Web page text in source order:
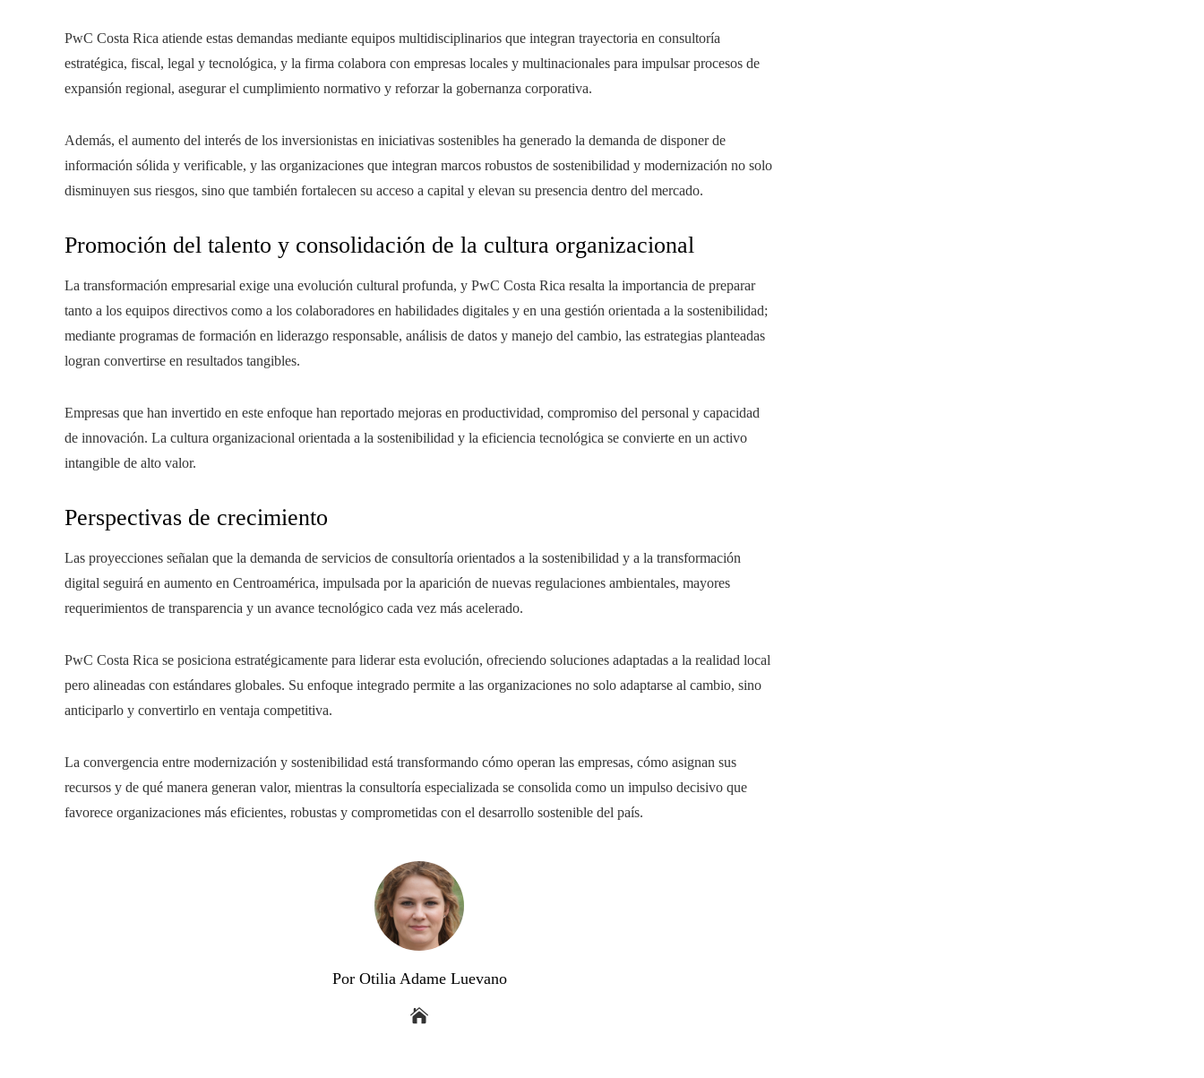
PwC Costa Rica atiende estas demandas mediante equipos multidisciplinarios que integran trayectoria en consultoría
estratégica, fiscal, legal y tecnológica, y la firma colabora con empresas locales y multinacionales para impulsar procesos de
expansión regional, asegurar el cumplimiento normativo y reforzar la gobernanza corporativa.
Además, el aumento del interés de los inversionistas en iniciativas sostenibles ha generado la demanda de disponer de
información sólida y verificable, y las organizaciones que integran marcos robustos de sostenibilidad y modernización no solo
disminuyen sus riesgos, sino que también fortalecen su acceso a capital y elevan su presencia dentro del mercado.
Promoción del talento y consolidación de la cultura organizacional
La transformación empresarial exige una evolución cultural profunda, y PwC Costa Rica resalta la importancia de preparar
tanto a los equipos directivos como a los colaboradores en habilidades digitales y en una gestión orientada a la sostenibilidad;
mediante programas de formación en liderazgo responsable, análisis de datos y manejo del cambio, las estrategias planteadas
logran convertirse en resultados tangibles.
Empresas que han invertido en este enfoque han reportado mejoras en productividad, compromiso del personal y capacidad
de innovación. La cultura organizacional orientada a la sostenibilidad y la eficiencia tecnológica se convierte en un activo
intangible de alto valor.
Perspectivas de crecimiento
Las proyecciones señalan que la demanda de servicios de consultoría orientados a la sostenibilidad y a la transformación
digital seguirá en aumento en Centroamérica, impulsada por la aparición de nuevas regulaciones ambientales, mayores
requerimientos de transparencia y un avance tecnológico cada vez más acelerado.
PwC Costa Rica se posiciona estratégicamente para liderar esta evolución, ofreciendo soluciones adaptadas a la realidad local
pero alineadas con estándares globales. Su enfoque integrado permite a las organizaciones no solo adaptarse al cambio, sino
anticiparlo y convertirlo en ventaja competitiva.
La convergencia entre modernización y sostenibilidad está transformando cómo operan las empresas, cómo asignan sus
recursos y de qué manera generan valor, mientras la consultoría especializada se consolida como un impulso decisivo que
favorece organizaciones más eficientes, robustas y comprometidas con el desarrollo sostenible del país.
Por Otilia Adame Luevano